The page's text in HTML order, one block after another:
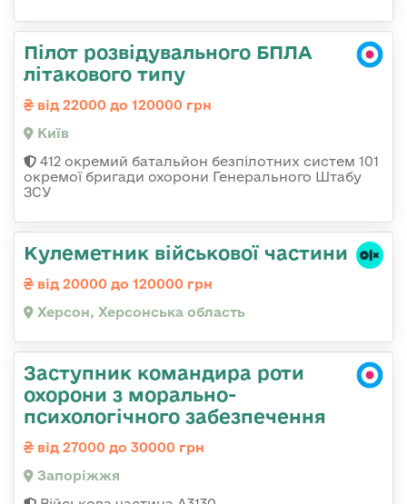
Пілот розвідувального БПЛА
літакового типу
від 22000 до 120000 грн
Київ
412 окремий батальйон безпілотних систем 101
окремої бригади охорони Генерального Штабу
ЗСУ
Кулеметник військової частини
від 20000 до 120000 грн
Херсон, Херсонська область
Заступник командира роти
охорони з морально-
психологічного забезпечення
від 27000 до 30000 грн
Запоріжжя